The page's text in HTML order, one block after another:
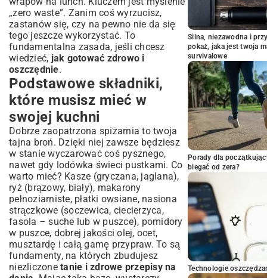
„zero waste”. Zanim coś wyrzucisz,
zastanów się, czy na pewno nie da się
tego jeszcze wykorzystać. To
fundamentalna zasada, jeśli chcesz
wiedzieć, jak gotować zdrowo i
oszczędnie.
Podstawowe składniki,
które musisz mieć w
swojej kuchni
Dobrze zaopatrzona spiżarnia to twoja
tajna broń. Dzięki niej zawsze będziesz
w stanie wyczarować coś pysznego,
nawet gdy lodówka świeci pustkami. Co
warto mieć? Kasze (gryczana, jaglana),
ryż (brązowy, biały), makarony
pełnoziarniste, płatki owsiane, nasiona
strączkowe (soczewica, ciecierzyca,
fasola – suche lub w puszce), pomidory
w puszce, dobrej jakości olej, ocet,
musztardę i całą gamę przypraw. To są
fundamenty, na których zbudujesz
niezliczone tanie i zdrowe przepisy na
Silna, niezawodna i
pokaż, jaka jest twoja
survivalowe
Porady dla
biegać od zera?
Technologie